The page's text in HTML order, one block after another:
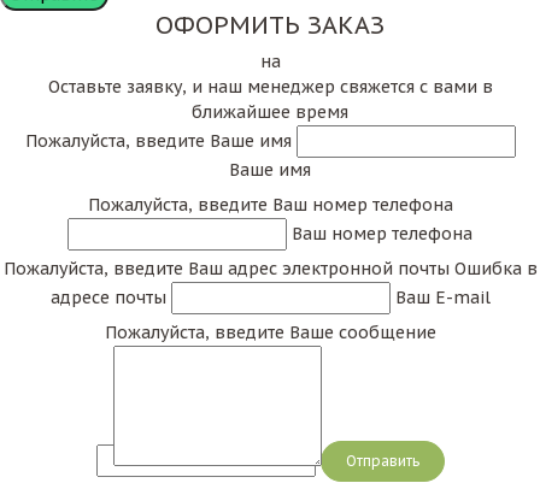
ОФОРМИТЬ ЗАКАЗ
на
Оставьте заявку, и наш менеджер свяжется с вами в
ближайшее время
Пожалуйста, введите Ваше имя
Ваше имя
Пожалуйста, введите Ваш номер телефона
Ваш номер телефона
Пожалуйста, введите Ваш адрес электронной почты Ошибка в
адресе почты
Ваш E-mail
Пожалуйста, введите Ваше сообщение
Сообщение